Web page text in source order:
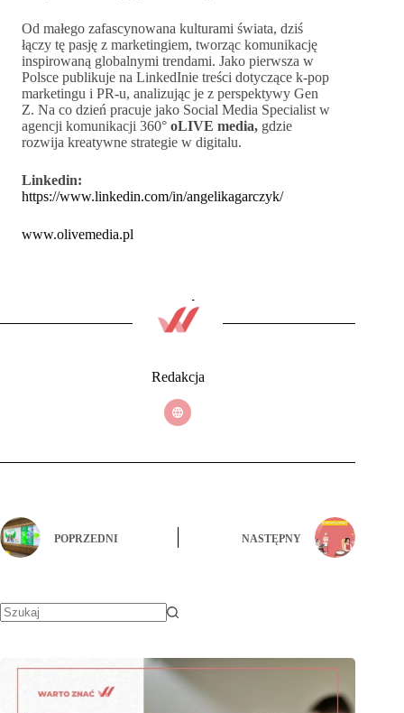
Od małego zafascynowana kulturami świata, dziś
łączy tę pasję z marketingiem, tworząc komunikację
inspirowaną globalnymi trendami. Jako pierwsza w
Polsce publikuje na LinkedInie treści dotyczące k-pop
marketingu i PR-u, analizując je z perspektywy Gen
Z. Na co dzień pracuje jako Social Media Specialist w
agencji komunikacji 360° oLIVE media, gdzie
rozwija kreatywne strategie w digitalu.
Linkedin:
https://www.linkedin.com/in/angelikagarczyk/
www.olivemedia.pl
Redakcja
POPRZEDNI NASTĘPNY